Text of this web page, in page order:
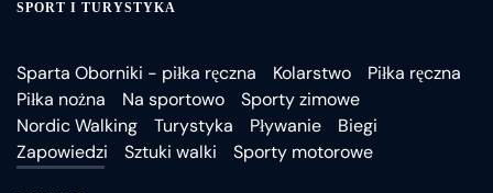
SPORT I TURYSTYKA
Sparta Oborniki - piłka ręczna Kolarstwo
Piłka ręczna
Piłka nożna
Na sportowo
Sporty zimowe
Nordic Walking
Turystyka Pływanie
Biegi
Zapowiedzi
Sztuki walki Sporty motorowe